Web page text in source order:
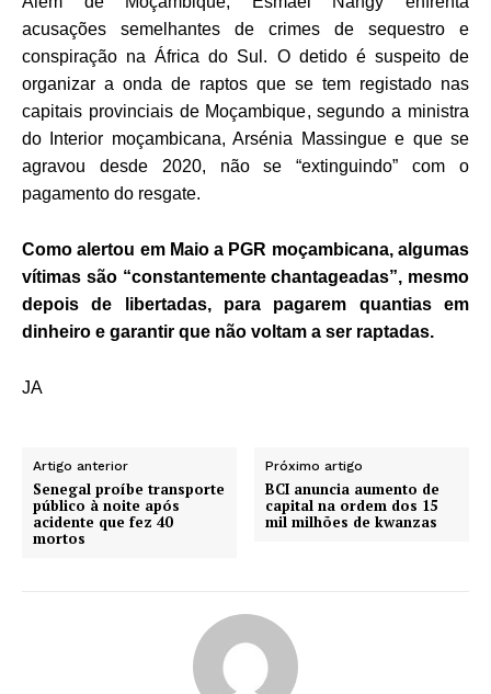
acusações semelhantes de crimes de sequestro e
conspiração na África do Sul. O detido é suspeito de
organizar a onda de raptos que se tem registado nas
capitais provinciais de Moçambique, segundo a ministra
do Interior moçambicana, Arsénia Massingue e que se
agravou desde 2020, não se “extinguindo” com o
pagamento do resgate.
Como alertou em Maio a PGR moçambicana, algumas
vítimas são “constantemente chantageadas”, mesmo
depois de libertadas, para pagarem quantias em
dinheiro e garantir que não voltam a ser raptadas.
JA
Artigo anterior
Senegal proíbe transporte
público à noite após
acidente que fez 40
mortos
Próximo artigo
BCI anuncia aumento de
capital na ordem dos 15
mil milhões de kwanzas